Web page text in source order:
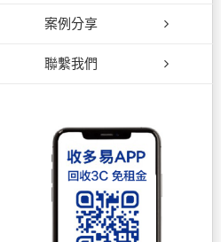
案例分享
聯繫我們